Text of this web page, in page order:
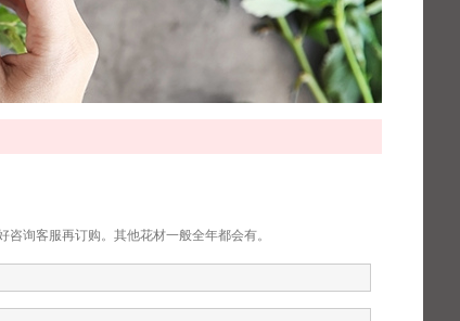
询客服再订购。其他花材一般全年都会有。